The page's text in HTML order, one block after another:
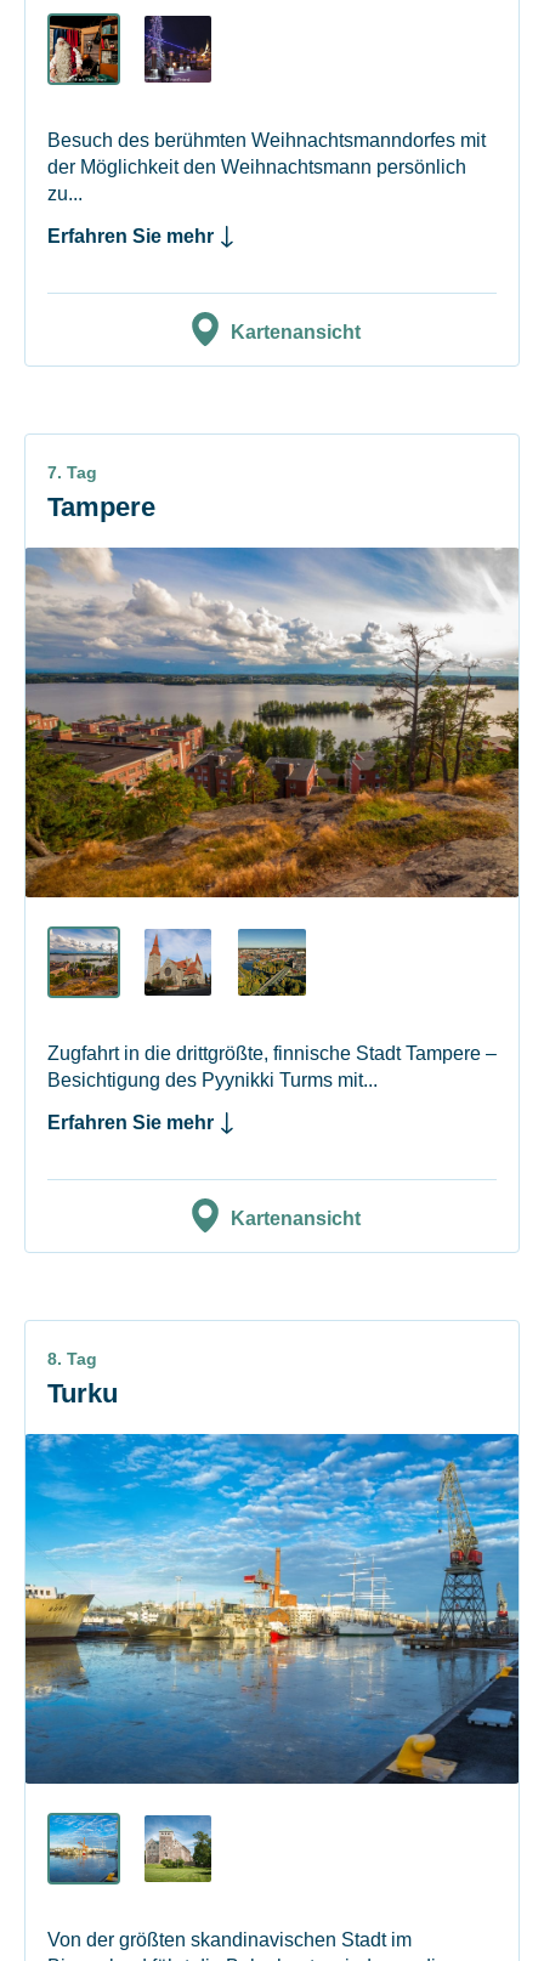
Besuch des berühmten Weihnachtsmanndorfes mit
der Möglichkeit den Weihnachtsmann persönlich
zu...
Erfahren Sie mehr
Kartenansicht
7. Tag
Tampere
Zugfahrt in die drittgrößte, finnische Stadt Tampere –
Besichtigung des Pyynikki Turms mit...
Erfahren Sie mehr
Kartenansicht
8. Tag
Turku
Von der größten skandinavischen Stadt im